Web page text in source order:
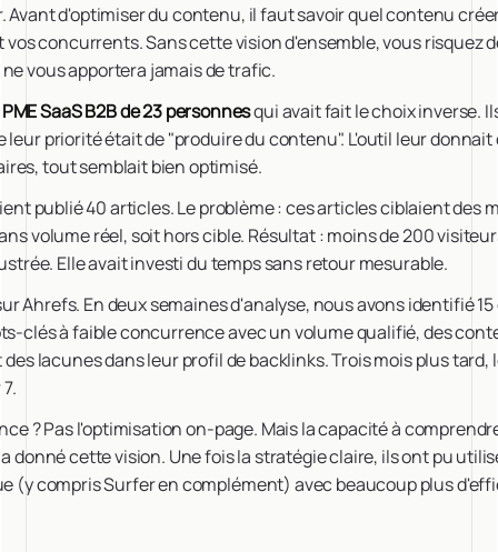
Avant d'optimiser du contenu, il faut savoir quel contenu
vos concurrents. Sans cette vision d'ensemble, vous risquez
vous apportera jamais de trafic.
SaaS B2B de 23 personnesqui avait fait le choix inverse.
leur priorité était de "produire du contenu". L'outil leur donnait
tout semblait bien optimisé.
publié 40 articles. Le problème : ces articles ciblaient des
volume réel, soit hors cible. Résultat : moins de 200
Elle avait investi du temps sans retour mesurable.
Ahrefs. En deux semaines d'analyse, nous avons identifié
clés à faible concurrence avec un volume qualifié, des
des lacunes dans leur profil de backlinks. Trois mois plus
? Pas l'optimisation on-page. Mais la capacité à
donné cette vision. Une fois la stratégie claire, ils ont pu
(y compris Surfer en complément) avec beaucoup plus